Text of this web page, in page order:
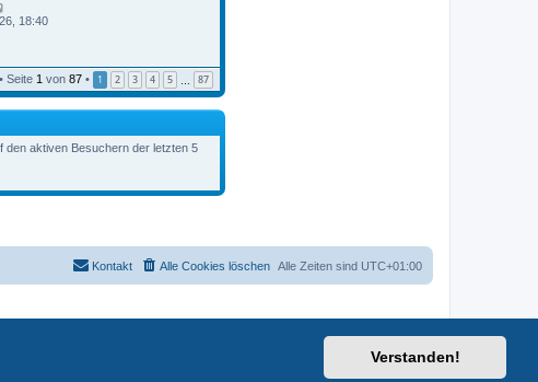
Verstanden!
t
r
t
r
e
t
e
r
B
i
t
g
18:40
Seite 1 von 87 • 1 2 3 4 5 … 87
den aktiven Besuchern der letzten 5
Alle Zeiten sind UTC+01:00
Alle Cookies löschen
Kontakt